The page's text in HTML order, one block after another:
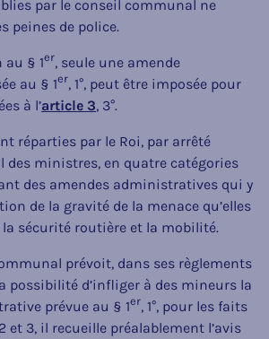
par le conseil communal ne
peines de police.
au § 1er, seule une amende
au § 1er, 1°, peut être imposée pour
à l’article 3, 3°.
réparties par le Roi, par arrêté
des ministres, en quatre catégories
des amendes administratives qui y
de la gravité de la menace qu’elles
sécurité routière et la mobilité.
prévoit, dans ses règlements
possibilité d’infliger à des mineurs la
prévue au § 1er, 1°, pour les faits
et 3, il recueille préalablement l’avis